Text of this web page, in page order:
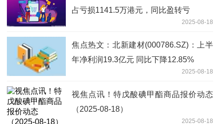
占亏损1141.5万港元，同比盈转亏
2025-08-18
焦点热文：北新建材(000786.SZ)：上半
年净利润19.3亿元 同比下降12.85%
2025-08-18
视焦点讯！特戊酸碘甲酯商品报价动态
（2025-08-18）
2025-08-18